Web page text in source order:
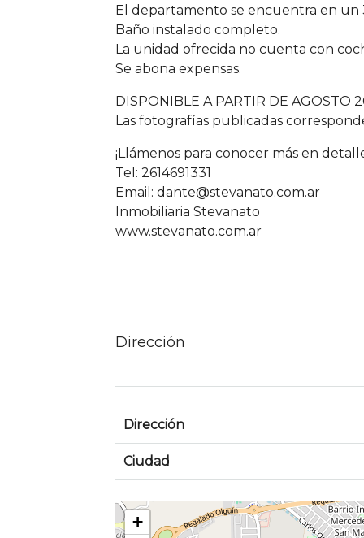
El departamento se encuentra en un
Baño instalado completo.
La unidad ofrecida no cuenta con
Se abona expensas.
DISPONIBLE A PARTIR DE AGOSTO
Las fotografías publicadas
¡Llámenos para conocer más en
Tel: 2614691331
Email: dante@stevanato.com.ar
Inmobiliaria Stevanato
www.stevanato.com.ar
Dirección
Dirección
Ciudad
+